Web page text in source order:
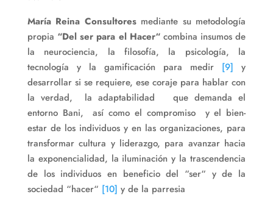
María Reina Consultoresmediante su metodología
propia “Del ser para el Hacer“combina insumos de
la neurociencia, la filosofía, la psicología, la
tecnología y la gamificación para medir [9] y
desarrollar si se requiere, ese coraje para hablar con
la verdad, la adaptabilidad que demanda el
entorno Bani, así como el compromiso y el bien-
estar de los individuos y en las organizaciones, para
transformar cultura y liderazgo, para avanzar hacia
la exponencialidad, la iluminación y la trascendencia
de los individuos en beneficio del “ser“ y de la
sociedad “hacer“ [10] y de la parresia